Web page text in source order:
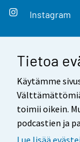
Tietoa
Käytämme
toimii oikein.
podcastien ja
Instagram
Yhteystiedot
Palaute
Käyttöehdot